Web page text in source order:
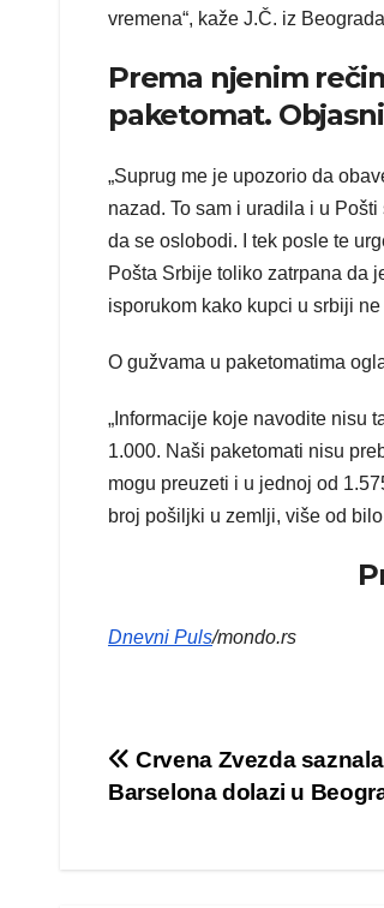
vremena“, kaže J.Č. iz
Prema njenim
paketomat.
„Suprug me je upozorio da
nazad. To sam i uradila i u
da se oslobodi. I tek posle te
Pošta Srbije toliko zatrpana da
isporukom kako kupci u srbiji
O gužvama u paketomatima
„Informacije koje navodite nisu
1.000. Naši paketomati nisu
mogu preuzeti i u jednoj od
broj pošiljki u zemlji, više od
Dnevni Puls/mondo.rs
Kretanje
Crvena Zvezda
Barselona dolazi u